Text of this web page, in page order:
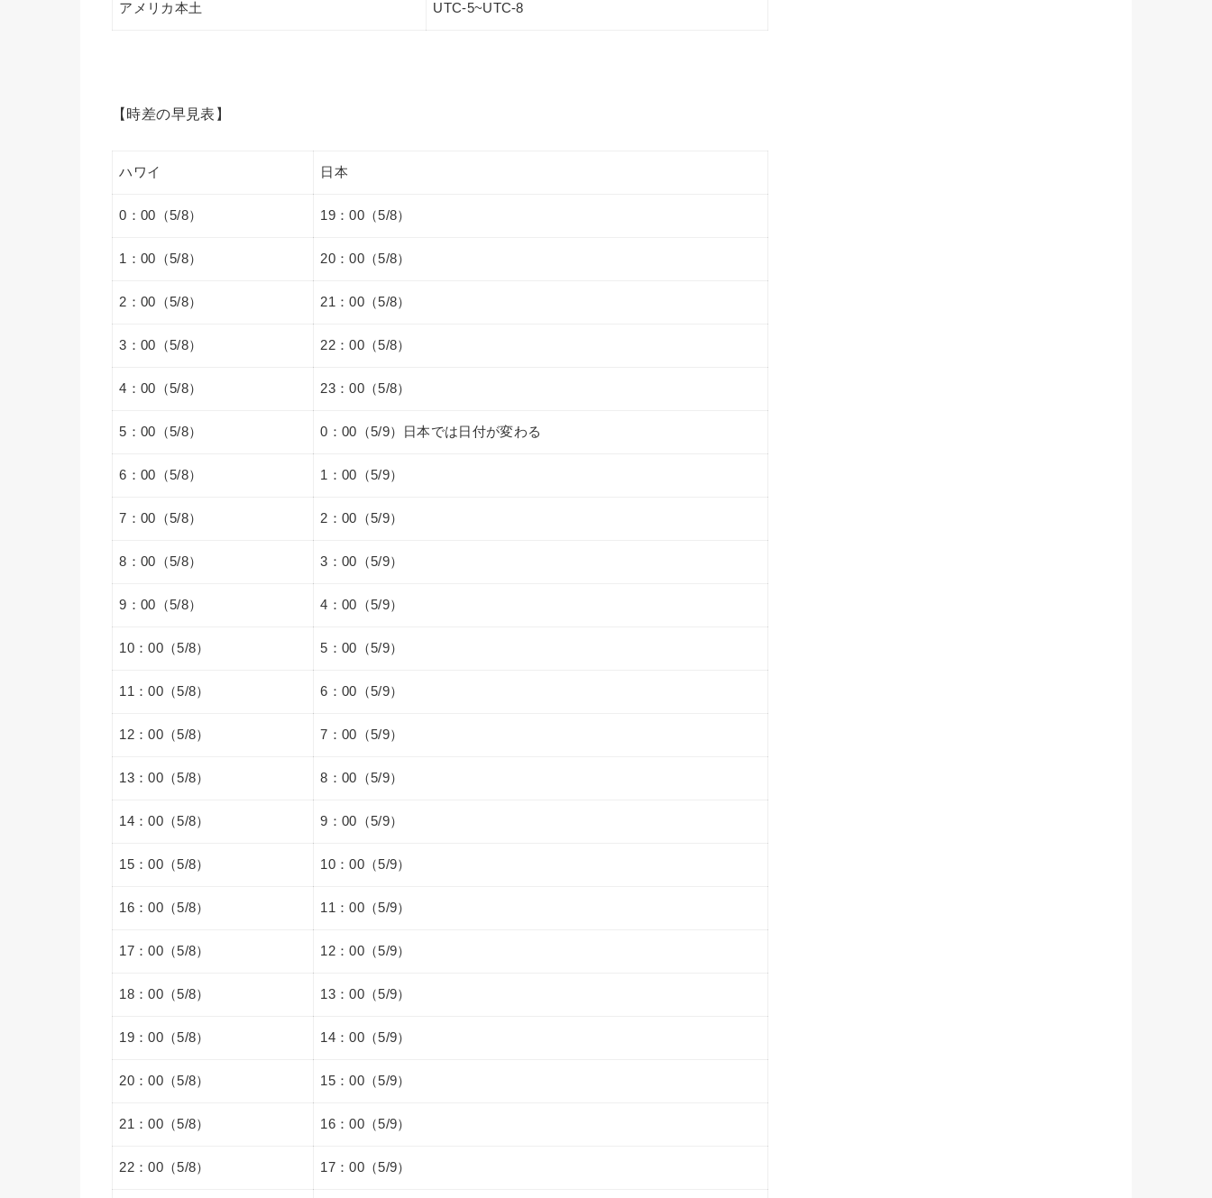
アメリカ本土 UTC-5~UTC-8
【時差の早見表】
ハワイ 日本
0：00（5/8） 19：00（5/8）
1：00（5/8） 20：00（5/8）
2：00（5/8） 21：00（5/8）
3：00（5/8） 22：00（5/8）
4：00（5/8） 23：00（5/8）
5：00（5/8） 0：00（5/9）日本では日付が変わる
6：00（5/8） 1：00（5/9）
7：00（5/8） 2：00（5/9）
8：00（5/8） 3：00（5/9）
9：00（5/8） 4：00（5/9）
10：00（5/8） 5：00（5/9）
11：00（5/8） 6：00（5/9）
12：00（5/8） 7：00（5/9）
13：00（5/8） 8：00（5/9）
14：00（5/8） 9：00（5/9）
15：00（5/8） 10：00（5/9）
16：00（5/8） 11：00（5/9）
17：00（5/8） 12：00（5/9）
18：00（5/8） 13：00（5/9）
19：00（5/8） 14：00（5/9）
20：00（5/8） 15：00（5/9）
21：00（5/8） 16：00（5/9）
22：00（5/8） 17：00（5/9）